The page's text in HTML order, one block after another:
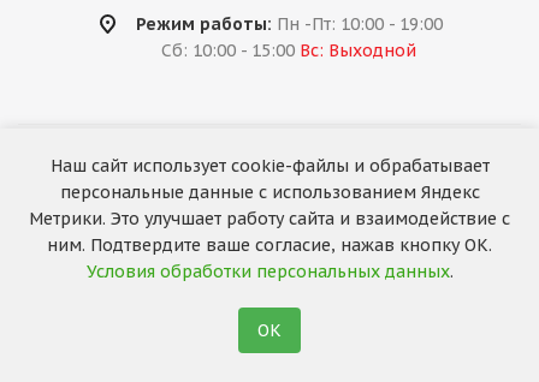
Режим работы: Пн -Пт: 10:00 - 19:00
Сб: 10:00 - 15:00 Вс: Выходной
2026 © «За колёсами.Online»
Запуск сайта —RuMaster
Наш сайт использует cookie-файлы и обрабатывает
персональные данные с использованием Яндекс
Метрики. Это улучшает работу сайта и взаимодействие с
ним. Подтвердите ваше согласие, нажав кнопку ОК.
Условия обработки персональных данных.
ОК